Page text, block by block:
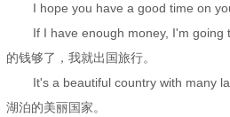
I hope you have a good time on
If I have enough money, I'm
的钱够了，我就出国旅行。
It's a beautiful country with many
湖泊的美丽国家。